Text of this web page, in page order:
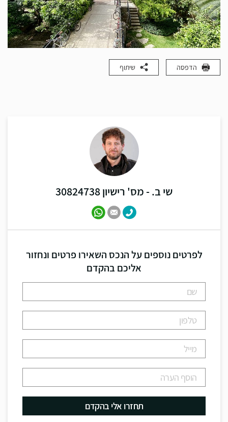
הדפסה שיתוף
שי ב. - מס' רישיון 30824738
לפרטים נוספים על הנכס השאירו פרטים ונחזור
אליכם בהקדם